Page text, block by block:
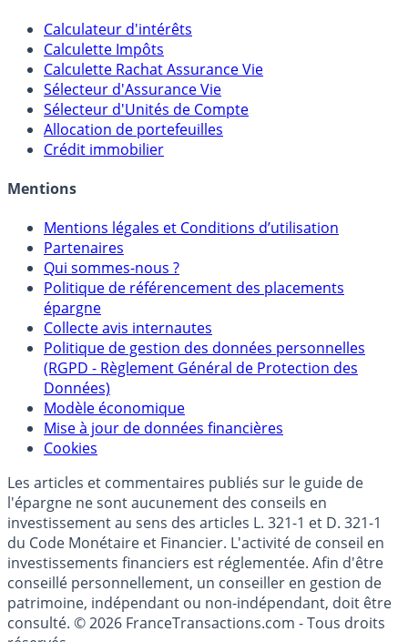
Outils
Calculateur d'intérêts
Calculette Impôts
Calculette Rachat Assurance Vie
Sélecteur d'Assurance Vie
Sélecteur d'Unités de Compte
Crédit immobilier
Mentions
Mentions légales et Conditions d’utilisation
Partenaires
Qui sommes-nous ?
Politique de référencement des placements
épargne
Collecte avis internautes
Politique de gestion des données personnelles
(RGPD - Règlement Général de Protection des
Données)
Modèle économique
Cookies
Les articles et commentaires publiés sur le guide de
l'épargne ne sont aucunement des conseils en
investissement au sens des articles L. 321-1 et D. 321-1
du Code Monétaire et Financier. L'activité de conseil en
investissements financiers est réglementée. Afin d'être
conseillé personnellement, un conseiller en gestion de